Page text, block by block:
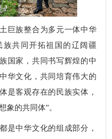
族整合为多元一体中华
族共同开拓祖国的辽阔疆
国家，共同书写辉煌的中
华文化，共同培育伟大的
是客观存在的民族实体，
象的共同体”。
中华文化的组成部分，